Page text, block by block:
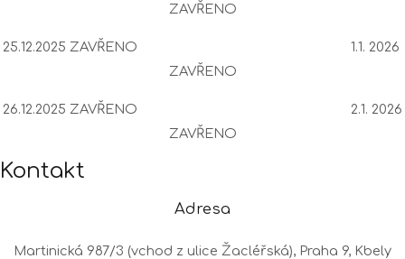
ZAVŘENO
25.12.2025 ZAVŘENO 1.1. 2026
ZAVŘENO
26.12.2025 ZAVŘENO 2.1. 2026
ZAVŘENO
Kontakt
Adresa
Martinická 987/3 (vchod z ulice Žacléřská), Praha 9, Kbely